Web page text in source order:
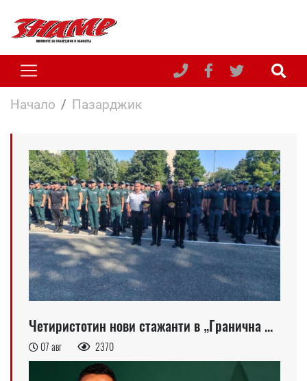
Начало Пазарджик
Четиристотин нови стажанти в „Гранична ...
07 авг 2370